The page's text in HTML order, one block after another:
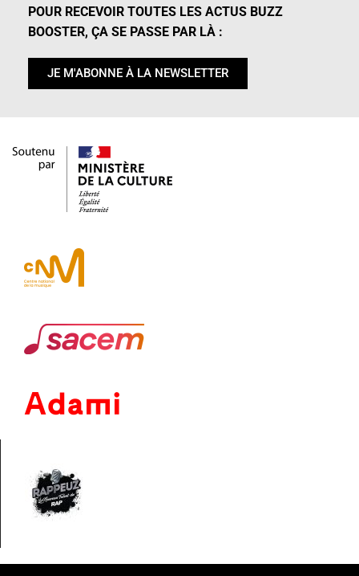
POUR RECEVOIR TOUTES LES ACTUS BUZZ
BOOSTER, ÇA SE PASSE PAR LÀ :
JE M'ABONNE À LA NEWSLETTER